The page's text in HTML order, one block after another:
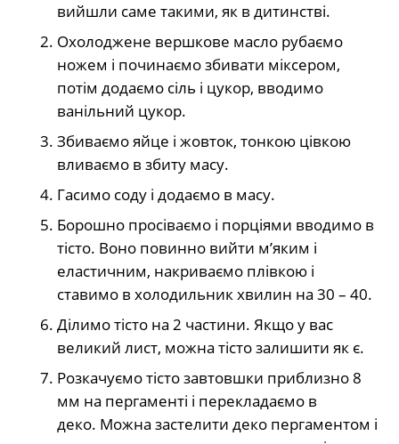
вийшли саме такими, як в дитинстві.
Охолоджене вершкове масло рубаємо
ножем і починаємо збивати міксером,
потім додаємо сіль і цукор, вводимо
ванільний цукор.
Збиваємо яйце і жовток, тонкою цівкою
вливаємо в збиту масу.
Гасимо соду і додаємо в масу.
Борошно просіваємо і порціями вводимо в
тісто. Воно повинно вийти м’яким і
еластичним, накриваємо плівкою і
ставимо в холодильник хвилин на 30 – 40.
Ділимо тісто на 2 частини. Якщо у вас
великий лист, можна тісто залишити як є.
Розкачуємо тісто завтовшки приблизно 8
мм на пергаменті і перекладаємо в
деко. Можна застелити деко пергаментом і